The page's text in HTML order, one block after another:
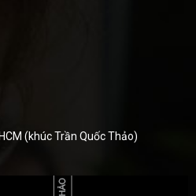
(khúc Trần Quốc Thảo)